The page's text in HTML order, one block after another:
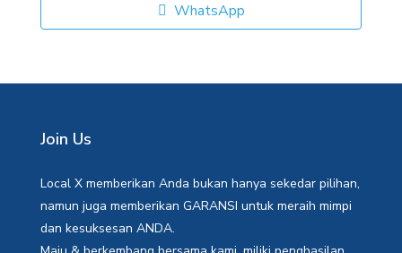
WhatsApp
Join Us
Local X memberikan Anda bukan hanya sekedar pilihan,
namun juga memberikan GARANSI untuk meraih mimpi
dan kesuksesan ANDA.